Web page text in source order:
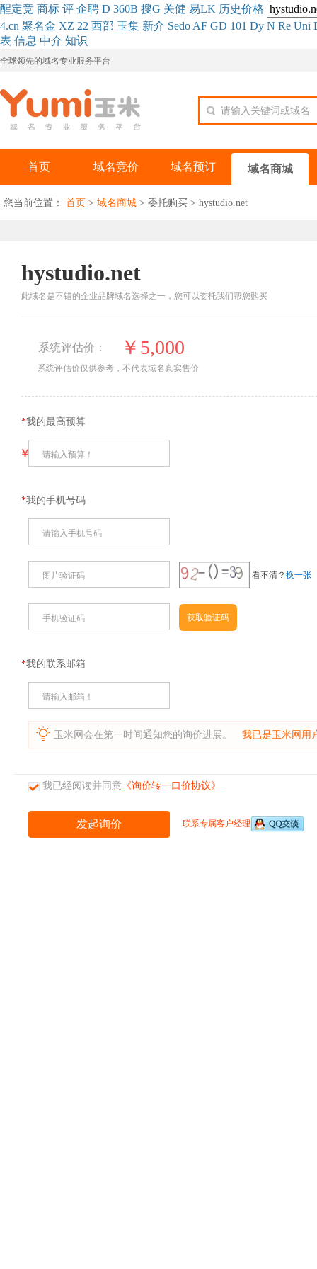
醒定竞 商标 评 企聘 D 360B 搜G 关健 易LK 历史价格
4.cn 聚名金 XZ 22 西部 玉集 新介 Sedo AF GD 101 Dy N Re Uni
表 信息 中介 知识